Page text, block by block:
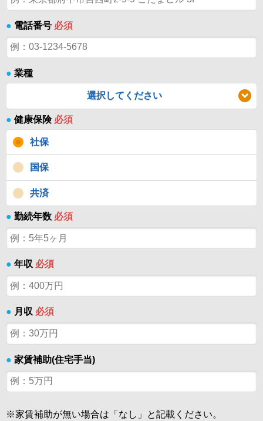
● 電話番号 必須
● 業種
選択してください
● 健康保険 必須
社保
国保
共済
● 勤続年数 必須
● 年収 必須
● 月収 必須
● 家賃補助(住宅手当)
※家賃補助が無い場合は「なし」と記載ください。